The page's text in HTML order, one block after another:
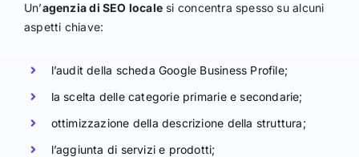
Un’agenzia di SEO locale si concentra spesso su alcuni
aspetti chiave:
l’audit della scheda Google Business Profile;
la scelta delle categorie primarie e secondarie;
ottimizzazione della descrizione della struttura;
l’aggiunta di servizi e prodotti;